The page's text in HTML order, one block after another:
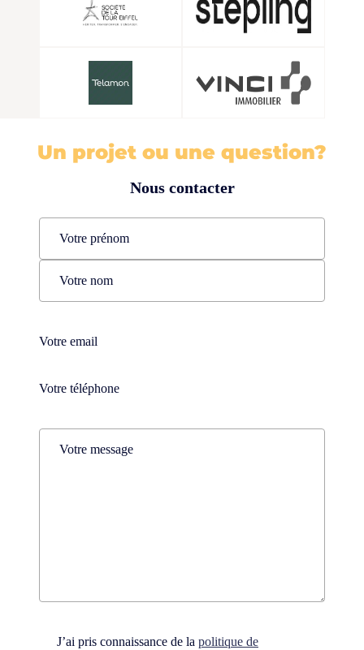
Un projet ou une question?
Nous contacter
Name
Prénom
Téléphone(Nécessaire)
Téléphone(Nécessaire)
Comments
Consent(Nécessaire)
J’ai pris connaissance de la politique de